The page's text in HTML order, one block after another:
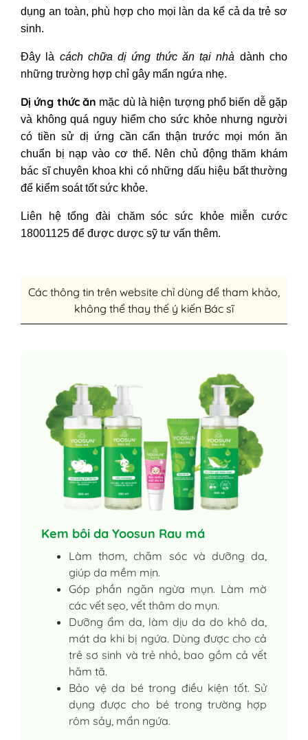
dụng an toàn, phù hợp cho mọi làn da kể cả da trẻ sơ
sinh.
Đây là cách chữa dị ứng thức ăn tại nhà dành cho
những trường hợp chỉ gây mẩn ngứa nhẹ.
Dị ứng thức ăn mặc dù là hiện tượng phổ biến dễ gặp
và không quá nguy hiểm cho sức khỏe nhưng người
có tiền sử dị ứng cần cẩn thận trước mọi món ăn
chuẩn bị nạp vào cơ thể. Nên chủ động thăm khám
bác sĩ chuyên khoa khi có những dấu hiệu bất thường
để kiểm soát tốt sức khỏe.
Liên hệ tổng đài chăm sóc sức khỏe miễn cước
18001125 để được dược sỹ tư vấn thêm.
Các thông tin trên website chỉ dùng để tham khảo,
không thể thay thế ý kiến Bác sĩ
Kem bôi da Yoosun Rau má
Làm thơm, chăm sóc và dưỡng da,
giúp da mềm mịn.
Góp phần ngăn ngừa mụn. Làm mờ
các vết sẹo, vết thâm do mụn.
Dưỡng ẩm da, làm dịu da do khô da,
mát da khi bị ngứa. Dùng được cho cả
trẻ sơ sinh và trẻ nhỏ, bao gồm cả vết
hăm tã.
Bảo vệ da bé trong điều kiện tốt. Sử
dụng được cho bé trong trường hợp
rôm sảy, mẩn ngứa.